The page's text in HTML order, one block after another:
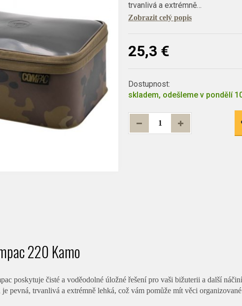
trvanlivá a extrémně…
Zobrazit celý popis
25,3 €
Dostupnost:
skladem, odešleme v pondělí
220 Kamo
poskytuje čisté a voděodolné úložné řešení pro vaši bižuterii a další
pevná, trvanlivá a extrémně lehká, což vám pomůže mít věci